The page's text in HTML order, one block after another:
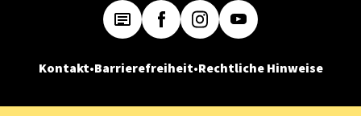
Kontakt Barrierefreiheit Rechtliche Hinweise